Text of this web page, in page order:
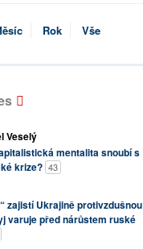
Rok Vše
Veselý
mentalita snoubí s
krize? 43
zajistí Ukrajině protivzdušnou
varuje před nárůstem ruské